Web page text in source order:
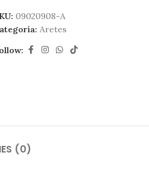
09020908-A
Aretes
(0)